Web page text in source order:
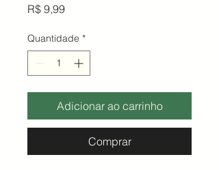
R$ 9,99Preço
Quantidade *
Adicionar ao carrinho
Comprar